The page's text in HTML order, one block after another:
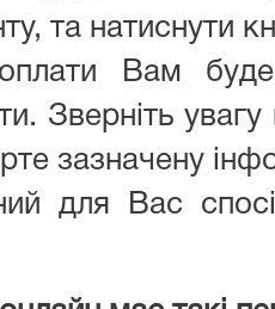
та натиснути
Вам
Зверніть
зазначену
для Вас